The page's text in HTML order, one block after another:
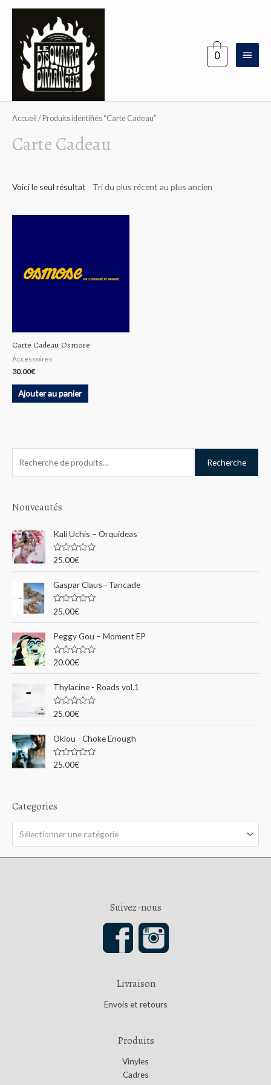
Menu
0
h
r
c
h
u
r
:
Recherche
Nouveautés
Kali Uchis – Orquídeas
N
e
0
s
r
5
25.00€
Gaspar Claus - Tancade
N
t
e
0
s
r
5
25.00€
Peggy Gou ‎– Moment EP
N
e
0
s
r
5
20.00€
Thylacine - Roads vol.1
N
t
e
0
s
r
25.00€
Oklou - Choke Enough
N
s
u
25.00€
Categories
Sélectionner une catégorie
Accueil / Produits identifiés “Carte Cadeau”
Carte Cadeau
Voici le seul résultat
Carte Cadeau Osmose
Accessoires
30.00€
Ajouter au panier
Suivez-nous
Livraison
Envois et retours
Produits
Vinyles
Cadres